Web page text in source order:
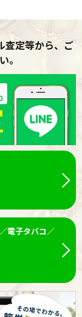
査定等から、ご
。
電子タバコ／